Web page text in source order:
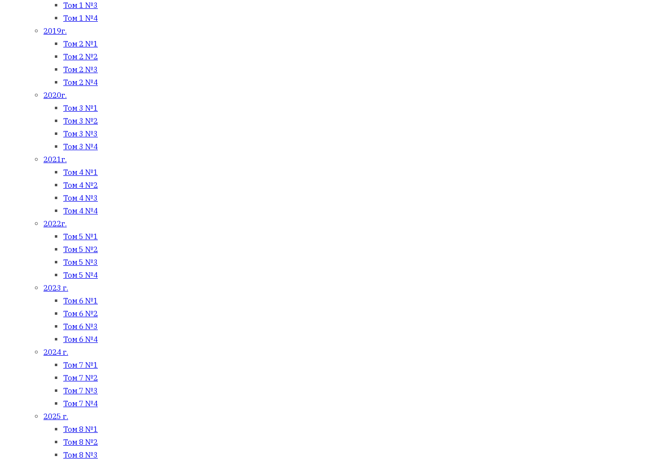
Том 1 №3
Том 1 №4
2019г.
Том 2 №1
Том 2 №2
Том 2 №3
Том 2 №4
2020г.
Том 3 №1
Том 3 №2
Том 3 №3
Том 3 №4
2021г.
Том 4 №1
Том 4 №2
Том 4 №3
Том 4 №4
2022г.
Том 5 №1
Том 5 №2
Том 5 №3
Том 5 №4
2023 г.
Том 6 №1
Том 6 №2
Том 6 №3
Том 6 №4
2024 г.
Том 7 №1
Том 7 №2
Том 7 №3
Том 7 №4
2025 г.
Том 8 №1
Том 8 №2
Том 8 №3